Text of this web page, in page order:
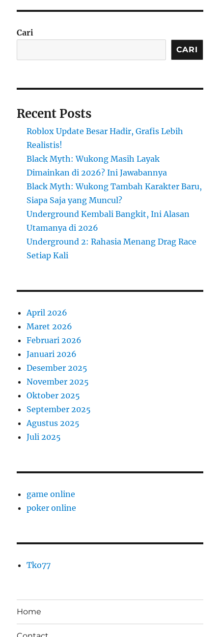
Cari
CARI
Recent Posts
Roblox Update Besar Hadir, Grafis Lebih
Realistis!
Black Myth: Wukong Masih Layak
Dimainkan di 2026? Ini Jawabannya
Black Myth: Wukong Tambah Karakter Baru,
Siapa Saja yang Muncul?
Underground Kembali Bangkit, Ini Alasan
Utamanya di 2026
Underground 2: Rahasia Menang Drag Race
Setiap Kali
April 2026
Maret 2026
Februari 2026
Januari 2026
Desember 2025
November 2025
Oktober 2025
September 2025
Agustus 2025
Juli 2025
game online
poker online
Tko77
Home